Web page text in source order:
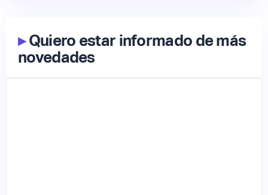
▸Quiero estar informado de más
novedades